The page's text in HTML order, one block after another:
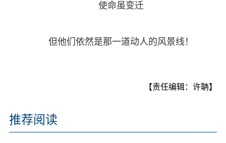
使命虽变迁
但他们依然是那一道动人的风景线！
【责任编辑：许聃】
推荐阅读